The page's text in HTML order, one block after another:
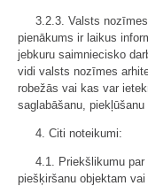
3.2.3. Valsts
pienākums ir laikus
jebkuru saimniecisko
vidi valsts nozīmes
robežās vai kas var
saglabāšanu,
4. Citi noteikumi:
4.1. Priekšlikumu
piešķiršanu objektam